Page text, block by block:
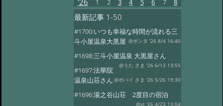
1 2 3 4 5 6 7 8
最新記事 1-50
#1700:いつも幸福な時間が流れる三
斗小屋温泉大黒屋 @ポンタ '26 8/4 16:40
#1698:三斗小屋温泉 大黒屋さん
@うた さま '26 6/13 13:55
#1697:法華院
温泉山荘さん @ポパイ さま '26 5/26 19:30
#1696:湯之谷山荘 2度目の宿泊
@st '26 4/23 13:04